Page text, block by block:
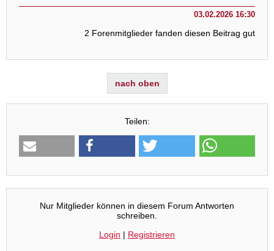
03.02.2026 16:30
2 Forenmitglieder fanden diesen Beitrag gut
nach oben
Teilen:
Nur Mitglieder können in diesem Forum Antworten
schreiben.
Login | Registrieren